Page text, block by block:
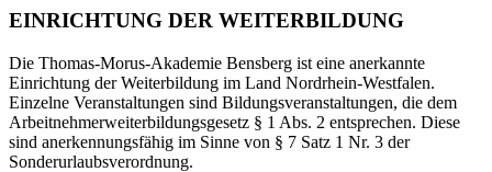
EINRICHTUNG DER WEITERBILDUNG
Die Thomas-Morus-Akademie Bensberg ist eine anerkannte
Einrichtung der Weiterbildung im Land Nordrhein-Westfalen.
Einzelne Veranstaltungen sind Bildungsveranstaltungen, die dem
Arbeitnehmerweiterbildungsgesetz § 1 Abs. 2 entsprechen. Diese
sind anerkennungsfähig im Sinne von § 7 Satz 1 Nr. 3 der
Sonderurlaubsverordnung.